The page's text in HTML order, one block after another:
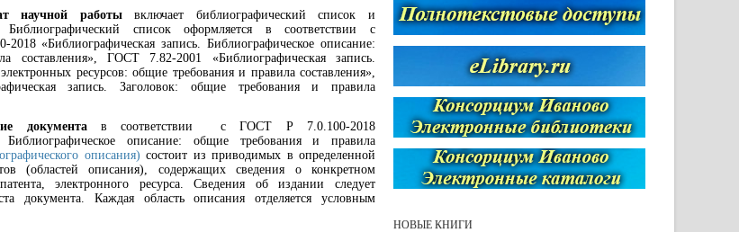
научной работывключает библиографический список и
Библиографический список оформляется в соответствии с
«Библиографическая запись. Библиографическое описание:
составления», ГОСТ 7.82-2001 «Библиографическая запись.
ресурсов: общие требования и правила составления»,
запись. Заголовок: общие требования и правила
документав соответствии с ГОСТ Р 7.0.100-2018
Библиографическое описание: общие требования и правила
описания) состоит из приводимых в определенной
(областей описания), содержащих сведения о конкретном
электронного ресурса. Сведения об издании следует
документа. Каждая область описания отделяется условным
НОВЫЕ КНИГИ